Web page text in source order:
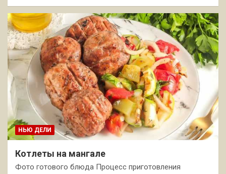
НЬЮ ДЕЛИ
Котлеты на мангале
Фото готового блюда Процесс приготовления